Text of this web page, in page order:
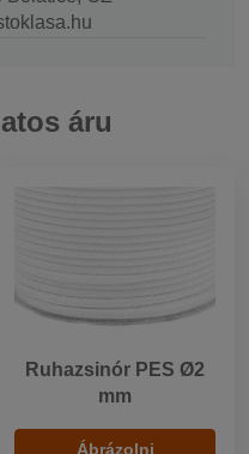
áru
Ruhazsinór PES Ø2
mm
Ábrázolni